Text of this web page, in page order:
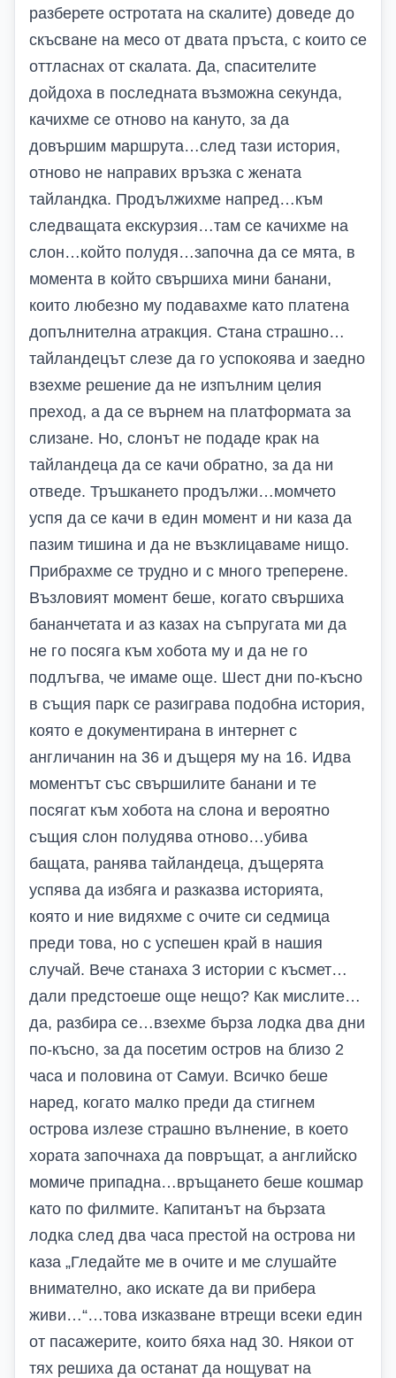
разберете остротата на скалите) доведе до
скъсване на месо от двата пръста, с които се
оттласнах от скалата. Да, спасителите
дойдоха в последната възможна секунда,
качихме се отново на кануто, за да
довършим маршрута…след тази история,
отново не направих връзка с жената
тайландка. Продължихме напред…към
следващата екскурзия…там се качихме на
слон…който полудя…започна да се мята, в
момента в който свършиха мини банани,
които любезно му подавахме като платена
допълнителна атракция. Стана страшно…
тайландецът слезе да го успокоява и заедно
взехме решение да не изпълним целия
преход, а да се върнем на платформата за
слизане. Но, слонът не подаде крак на
тайландеца да се качи обратно, за да ни
отведе. Тръшкането продължи…момчето
успя да се качи в един момент и ни каза да
пазим тишина и да не възклицаваме нищо.
Прибрахме се трудно и с много треперене.
Възловият момент беше, когато свършиха
бананчетата и аз казах на съпругата ми да
не го посяга към хобота му и да не го
подлъгва, че имаме още. Шест дни по-късно
в същия парк се разиграва подобна история,
която е документирана в интернет с
англичанин на 36 и дъщеря му на 16. Идва
моментът със свършилите банани и те
посягат към хобота на слона и вероятно
същия слон полудява отново…убива
бащата, ранява тайландеца, дъщерята
успява да избяга и разказва историята,
която и ние видяхме с очите си седмица
преди това, но с успешен край в нашия
случай. Вече станаха 3 истории с късмет…
дали предстоеше още нещо? Как мислите…
да, разбира се…взехме бърза лодка два дни
по-късно, за да посетим остров на близо 2
часа и половина от Самуи. Всичко беше
наред, когато малко преди да стигнем
острова излезе страшно вълнение, в което
хората започнаха да повръщат, а английско
момиче припадна…връщането беше кошмар
като по филмите. Капитанът на бързата
лодка след два часа престой на острова ни
каза „Гледайте ме в очите и ме слушайте
внимателно, ако искате да ви прибера
живи…“…това изказване втрещи всеки един
от пасажерите, които бяха над 30. Някои от
тях решиха да останат да нощуват на